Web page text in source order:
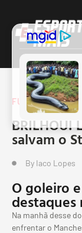
FUTEBOL
BRILHOU!
salvam o
By Iaco Lopes
O goleiro
Na manhã desse
enfrentar o